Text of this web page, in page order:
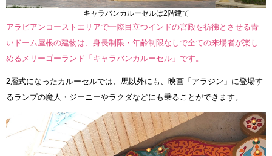
キャラバンカルーセルは2階建て
アラビアンコーストエリアで一際目立つインドの宮殿を彷彿とさせる青
いドーム屋根の建物は、身長制限・年齢制限なしで全ての来場者が楽し
めるメリーゴーランド「キャラバンカルーセル」です。
2層式になったカルーセルでは、馬以外にも、映画「アラジン」に登場す
るランプの魔人・ジーニーやラクダなどにも乗ることができます。